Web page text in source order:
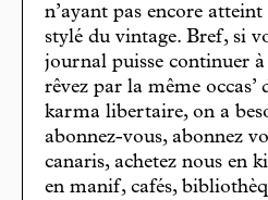
n’ayant pas encore
stylé du vintage. Bref, si
journal puisse continuer
rêvez par la même occas’
karma libertaire, on a
abonnez-vous, abonnez
canaris, achetez nous en
en manif, cafés,